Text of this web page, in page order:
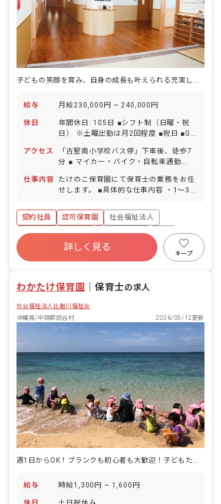
子どもの笑顔を育み、自身の成長も叶えられる充実した環境が魅力
給与 月給230,000円 ~ 240,000円
休日
年間休日: 105日 ■シフト制（日曜・祝
日） ※土曜出勤は月2回程度 ■祝日 ■GW
1/3） ■有給休暇（取得率65％／1時間
単位での取得可／5日以上の連休相談
OK） ■慶弔休暇 ■産前産後・育児休暇
（取得率100％・復帰率100％） ■介
結納・結婚式・披露宴・新婚旅行） ■出
産休暇（妻の出産） ■忌引休暇（近親
者・親族） ■私傷病休暇 ■コロナ等感染
予防休暇 ■慰霊の日休暇 ■生理休暇 ■在
宅勤務時の養育・介護可能措置 ※お子様
の体調不良や行事による遅刻・早退・欠
アクセス
「古堅南小学校バス停」下車後、徒歩7
分 ■ マイカー・バイク・自転車通勤
仕事内容
たけのこ保育園にて保育士の業務をお任
せします。 ■具体的な仕事内容 ・1〜3歳
（ICTサービス活用） ・連絡帳・日誌記
入（ICTサービス活用） ・保護者対応
契約社員 認可保育園
社会福祉法人
ボーナス・賞与あり
社会保険完備
有給
福利厚生充実
退職金制度
残業少なめ
詳しく見る
キープ
わかたけ保育園 ｜保育士の求人
社会福祉法人比謝川福祉会
沖縄県/中頭郡読谷村
2026/05/12更新
給与 時給1,300円 ~ 1,600円